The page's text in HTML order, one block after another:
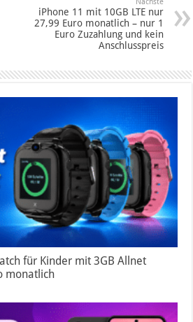
iPhone 11 mit 10GB LTE nur
27,99 Euro monatlich – nur 1
Euro Zuzahlung und kein
Anschlusspreis
für Kinder mit 3GB Allnet
monatlich